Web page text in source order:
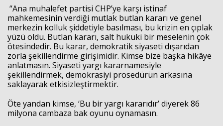
“Ana muhalefet partisi CHP’ye karşı istinaf
mahkemesinin verdiği mutlak butlan kararı ve genel
merkezin kolluk şiddetiyle basılması, bu krizin en çıplak
yüzü oldu. Butlan kararı, salt hukuki bir meselenin çok
ötesindedir. Bu karar, demokratik siyaseti dışarıdan
zorla şekillendirme girişimidir. Kimse bize başka hikâye
anlatmasın. Siyaseti yargı kararnamesiyle
şekillendirmek, demokrasiyi prosedürün arkasına
saklayarak etkisizleştirmektir.
Öte yandan kimse, ‘Bu bir yargı kararıdır’ diyerek 86
milyona cambaza bak oyunu oynamasın.